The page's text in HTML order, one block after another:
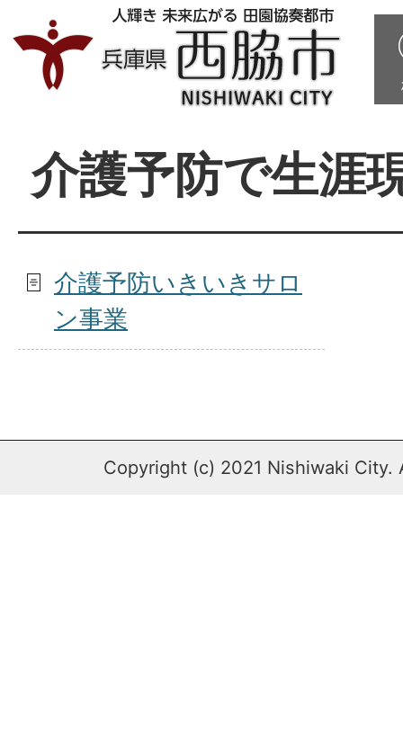
介護予防で生涯
介護予防いきいきサロ
ン事業
Copyright (c) 2021 Nishiwaki City.